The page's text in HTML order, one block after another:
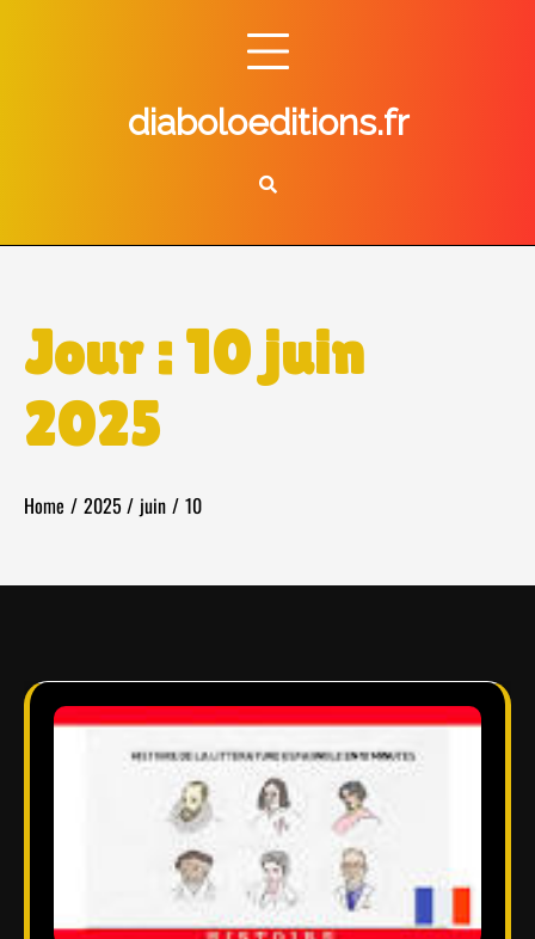
diaboloeditions.fr
Jour : 10 juin
2025
Home 2025 juin 10